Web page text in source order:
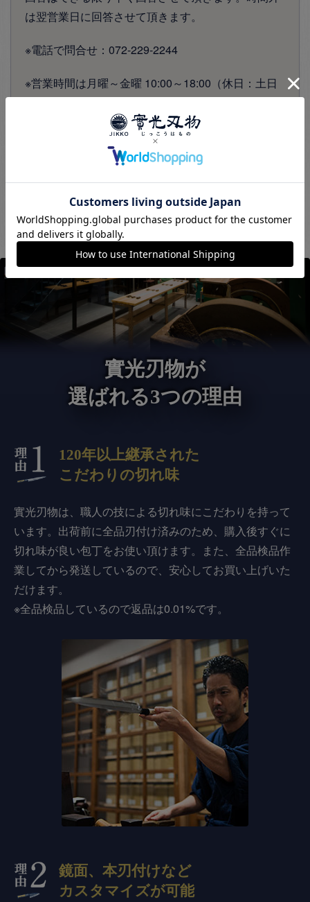
は翌営業日に回答させて頂きます。
※電話で問合せ：072-229-2244
※営業時間は月曜～金曜 10:00～18:00（休日：土日
祝）
實光刃物が
選ばれる3つの理由
120年以上継承された
こだわりの切れ味
實光刃物は、職人の技による切れ味にこだわりを持って
います。出荷前に全品刃付け済みのため、購入後すぐに
切れ味が良い包丁をお使い頂けます。また、全品検品作
業してから発送しているので、安心してお買い上げいた
だけます。
※全品検品しているので返品は0.01%です。
鏡面、本刃付けなど
カスタマイズが可能